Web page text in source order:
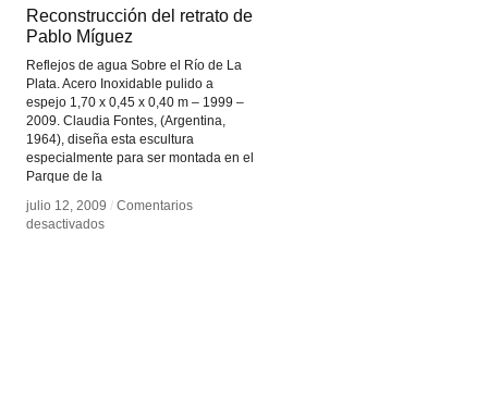
Reconstrucción del retrato de
Pablo Míguez
Reflejos de agua Sobre el Río de La
Plata. Acero Inoxidable pulido a
espejo 1,70 x 0,45 x 0,40 m – 1999 –
2009. Claudia Fontes, (Argentina,
1964), diseña esta escultura
especialmente para ser montada en el
Parque de la
julio 12, 2009 / Comentarios
desactivadosen
Reconstrucción del retrato de
Pablo Míguez
julio 12, 2009 / Comentarios
desactivadosen